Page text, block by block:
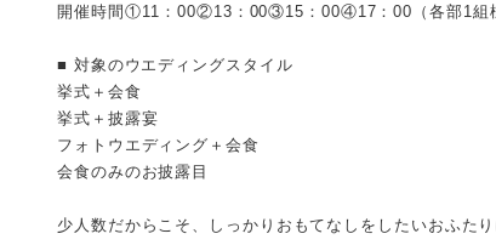
開催時間①11：00②13：00③15：00④17：00（各部1組
■ 対象のウエディングスタイル
挙式＋会食
挙式＋披露宴
フォトウエディング＋会食
会食のみのお披露目
少人数だからこそ、しっかりおもてなしをしたいおふたり